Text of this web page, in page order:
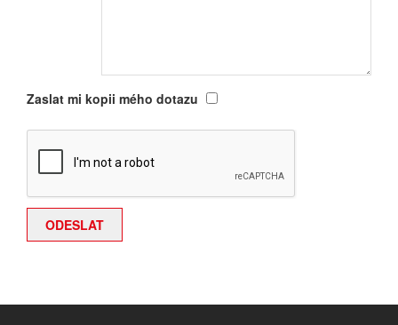
Zaslat mi kopii mého dotazu